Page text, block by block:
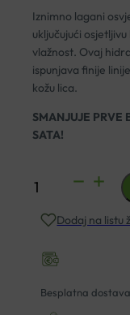
Iznimno lagani
uključujući
vlažnost. Ovaj
ispunjava finije
kožu lica.
SMANJUJE PRVE
SATA!
EUCERIN
FILLER
BOOSTER
30ML
Dodaj na listu
Besplatna